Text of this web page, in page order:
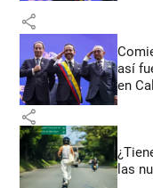
share
así
en
share
las